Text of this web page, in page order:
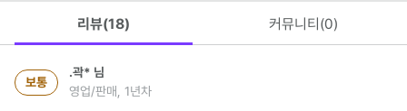
리뷰(18) 커뮤니티(0)
보통
.곽* 님
영업/판매, 1년차